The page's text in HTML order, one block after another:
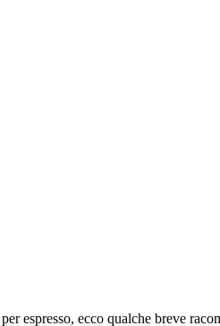
espresso, ecco qualche breve